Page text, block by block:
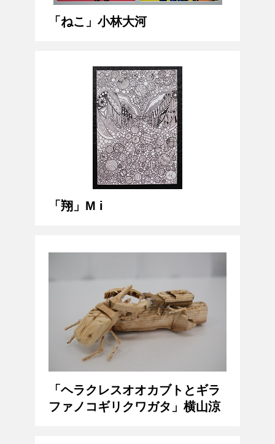
「ねこ」小林大河
「翔」M i
「ヘラクレスオオカブトとギラ
ファノコギリクワガタ」横山涼